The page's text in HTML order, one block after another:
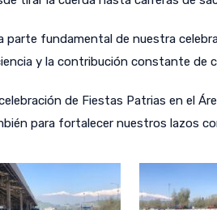
parte fundamental de nuestra
y la contribución constante de
de Fiestas Patrias en el
para fortalecer nuestros lazos